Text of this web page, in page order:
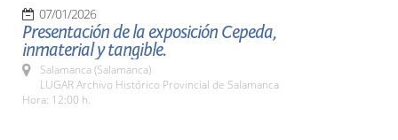
07/01/2026
Presentación de la exposición Cepeda,
inmaterial y tangible.
Salamanca (Salamanca)
LUGAR Archivo Histórico Provincial de Salamanca
Hora: 12:00 h.